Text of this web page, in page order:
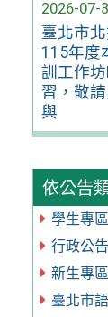
2026-07-
臺北市
115年度
訓工作
習，敬
與
依公告
學生專區
行政公告
新生專區
臺北市